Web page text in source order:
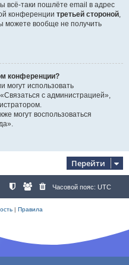
всё-таки пошлёте email в адрес
конференции третьей стороной,
можете вообще не получить
конференции?
могут использовать
с администрацией»,
могут воспользоваться
Перейти
Часовой пояс: UTC
| Правила